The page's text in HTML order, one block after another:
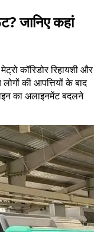
जानिए कहां
कॉरिडोर रिहायशी और
की आपत्तियों के बाद
का अलाइनमेंट बदलने